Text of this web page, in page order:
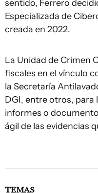
sentido, Ferrero
Especializada de
creada en 2022.
La Unidad de Crimen
fiscales en el vínculo
la Secretaría
DGI, entre otros, para
informes o
ágil de las evidencias
TEMAS